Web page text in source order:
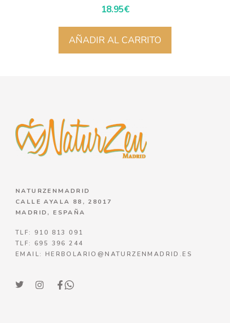
18.95€
AÑADIR AL CARRITO
NATURZENMADRID
CALLE AYALA 88, 28017
MADRID, ESPAÑA
TLF: 910 813 091
TLF: 695 396 244
EMAIL: HERBOLARIO@NATURZENMADRID.ES